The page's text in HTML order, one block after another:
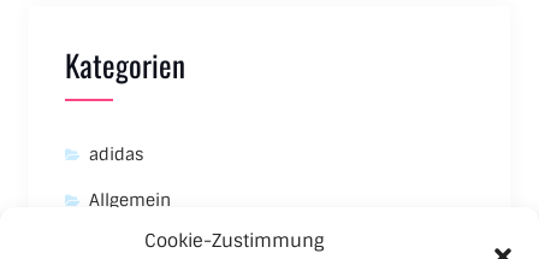
Cookie-Zustimmung
Kategorien
adidas
Allgemein